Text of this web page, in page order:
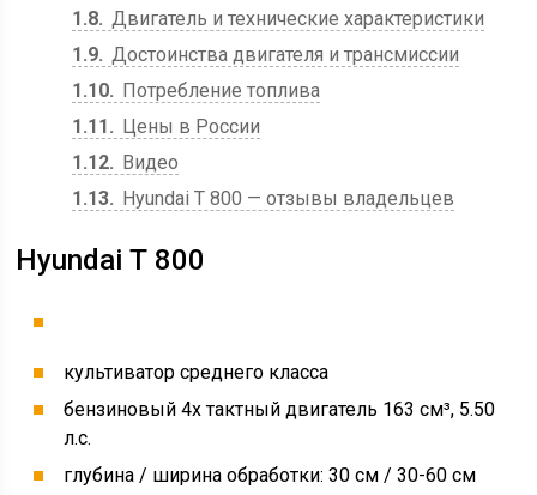
1.8 Двигатель и технические характеристики
1.9 Достоинства двигателя и трансмиссии
1.10
Потребление топлива
1.11
Цены в России
1.12
Видео
1.13
Hyundai Т 800 — отзывы владельцев
Hyundai Т 800
культиватор среднего класса
бензиновый 4х тактный двигатель 163 см³, 5.50
л.с.
глубина / ширина обработки: 30 см / 30-60 см